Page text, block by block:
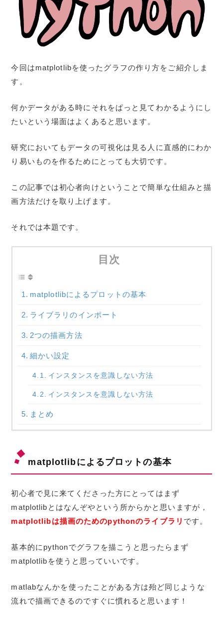
今回はmatplotlibを使ったグラフの作り方をご紹介しま
す。
何かデータがある時にそれをぱっと見てわかるようにし
たいという場面はよくあると思います。
研究においてもデータの可視化は見る人に直感的にわか
り易いものを作るためにとっても大切です。
この記事では初心者向けということで簡単な仕組みと描
画方法だけを取り上げます。
それでは本題です。
目次
matplotlibによるプロットの基本
ライブラリのインポート
2つの描画方法
細かい設定
インスタンスを意識しない方法
インスタンスを意識しない方法
まとめ
matplotlibによるプロットの基本
初心者で見に来てくださった方にとってはまず
matplotlibとはなんぞやという所からかと思いますが，
matplotlibは描画のためのpythonのライブラリ です。
基本的にpythonでグラフを描こうと思ったらまず
matplotlibを使うと思っていいです。
matlabなんかを使ったことがある方は殆ど同じような
流れで描画できるのですぐに慣れると思います！